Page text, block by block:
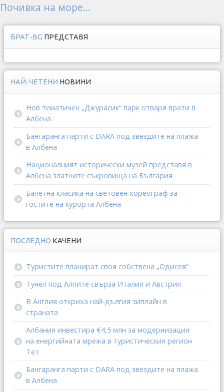
Почивка на море...
БРАТ-BG ПРЕДСТАВЯ
НАЙ-ЧЕТЕНИ НОВИНИ
Нов тематичен „Джурасик“ парк отваря врати в
Албена
Бангаранга парти с DARA под звездите на плажа
в Албена
Националният исторически музей представя в
Албена златните съкровища на България
Балетна класика на световен хореограф за
гостите на курорта Албена
ПОСЛЕДНО КАЧЕНИ
Туристите планират своя собствена „Одисея“
Тунел под Алпите свърза Италия и Австрия
В Англия откриха най-дългия зиплайн в
страната
Албания инвестира €4,5 млн за модернизация
на енергийната мрежа в туристическия регион
Тет
Бангаранга парти с DARA под звездите на плажа
в Албена